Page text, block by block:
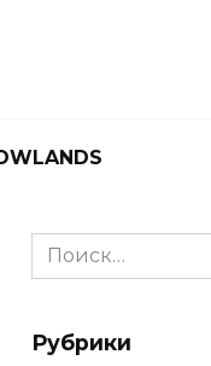
Search
for:
Рубрики